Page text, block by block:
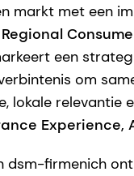
markt met een
een
om
lokale relevantie
Experience,
dsm-firmenich